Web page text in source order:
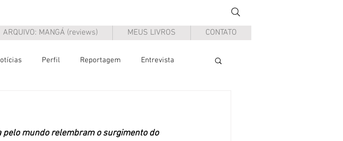
ARQUIVO: MANGÁ (reviews) MEUS LIVROS CONTATO
Perfil Reportagem Entrevista
pelo mundo relembram o surgimento do